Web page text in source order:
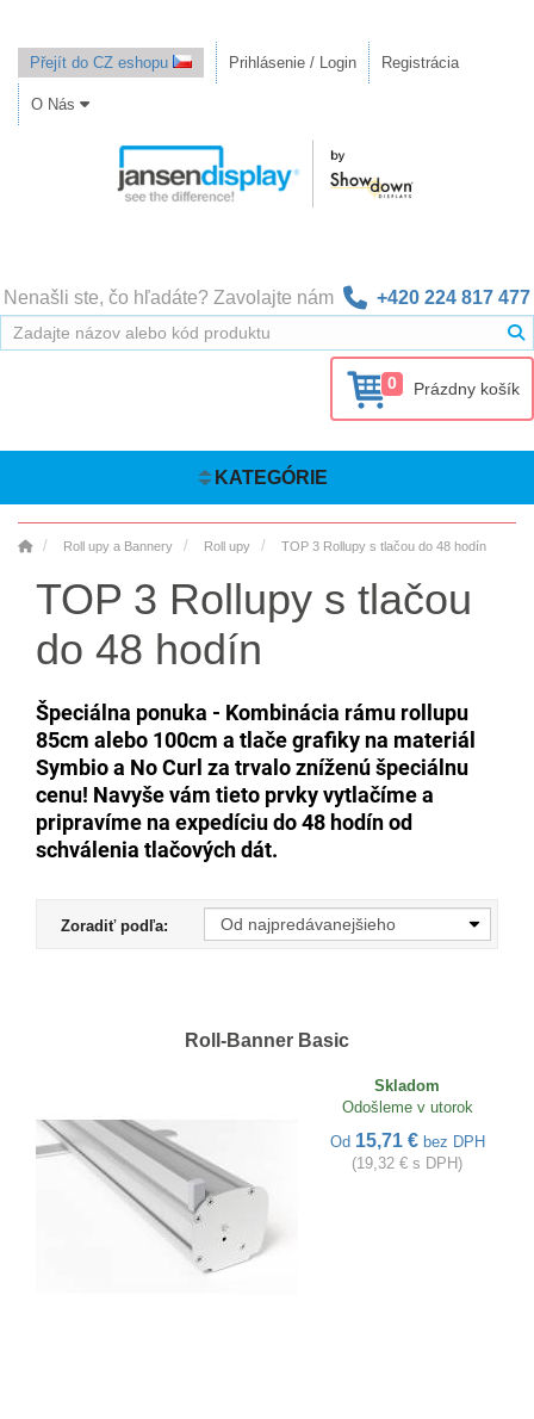
Přejít do CZ eshopu Prihlásenie / Login Registrácia
O Nás
Nenašli ste, čo hľadáte? Zavolajte nám +420 224 817 477
0 Prázdny košík
KATEGÓRIE
Roll upy a Bannery Roll upy TOP 3 Rollupy s tlačou do 48 hodín
TOP 3 Rollupy s tlačou
do 48 hodín
Špeciálna ponuka - Kombinácia rámu rollupu
85cm alebo 100cm a tlače grafiky na materiál
Symbio a No Curl za trvalo zníženú špeciálnu
cenu! Navyše vám tieto prvky vytlačíme a
pripravíme na expedíciu do 48 hodín od
schválenia tlačových dát.
Zoradiť podľa:
Roll-Banner Basic
Skladom
Odošleme v utorok
Od 15,71 € bez DPH
(19,32 € s DPH)